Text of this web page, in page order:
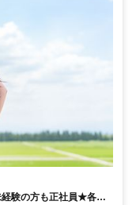
経験の方も正社員★各種